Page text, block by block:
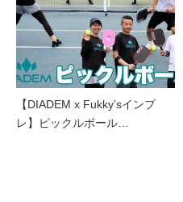
【DIADEM x Fukky’sインプ
レ】ピックルボール…